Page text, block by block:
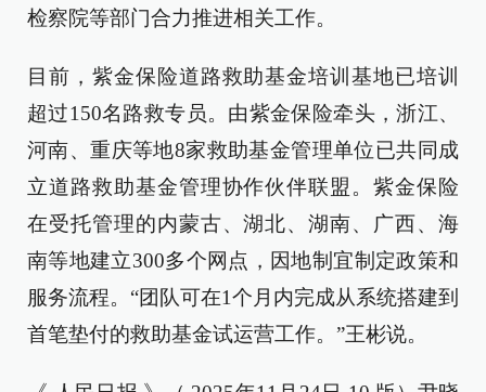
检察院等部门合力推进相关工作。
目前，紫金保险道路救助基金培训基地已培训
超过150名路救专员。由紫金保险牵头，浙江、
河南、重庆等地8家救助基金管理单位已共同成
立道路救助基金管理协作伙伴联盟。紫金保险
在受托管理的内蒙古、湖北、湖南、广西、海
南等地建立300多个网点，因地制宜制定政策和
服务流程。“团队可在1个月内完成从系统搭建到
首笔垫付的救助基金试运营工作。”王彬说。